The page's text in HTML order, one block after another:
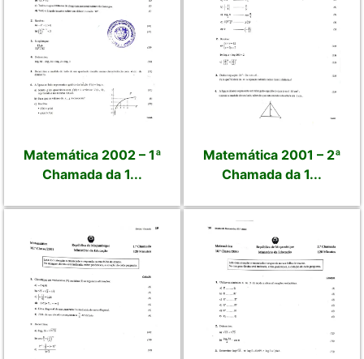
Matemática 2002 – 1ª
Chamada da 1...
Matemática 2001 – 2ª
Chamada da 1...